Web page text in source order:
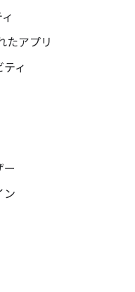
たアプリ
ィ
ー
ン